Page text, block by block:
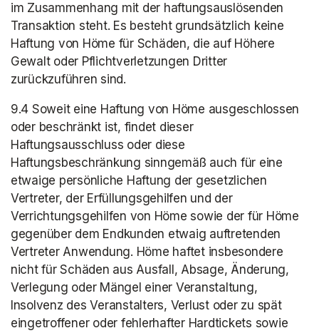
im Zusammenhang mit der haftungsauslösenden
Transaktion steht. Es besteht grundsätzlich keine
Haftung von Höme für Schäden, die auf Höhere
Gewalt oder Pflichtverletzungen Dritter
zurückzuführen sind.
9.4 Soweit eine Haftung von Höme ausgeschlossen
oder beschränkt ist, findet dieser
Haftungsausschluss oder diese
Haftungsbeschränkung sinngemäß auch für eine
etwaige persönliche Haftung der gesetzlichen
Vertreter, der Erfüllungsgehilfen und der
Verrichtungsgehilfen von Höme sowie der für Höme
gegenüber dem Endkunden etwaig auftretenden
Vertreter Anwendung. Höme haftet insbesondere
nicht für Schäden aus Ausfall, Absage, Änderung,
Verlegung oder Mängel einer Veranstaltung,
Insolvenz des Veranstalters, Verlust oder zu spät
eingetroffener oder fehlerhafter Hardtickets sowie